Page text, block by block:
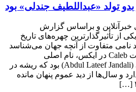
بدو تولد «عبداللطیف جندلی» بود
و براساس گزارش
از تأثیرگذارترین چهره‌های تاریخ
نامی متفاوت از آنچه جهان می‌شناسد
داشت. بر اساس پست Caleb در ایکس، نام اصلی
او عبداللطیف جندلی (Abdul Lateef Jandali) بود که ریشه در
و سال‌ها از دید عموم پنهان مانده